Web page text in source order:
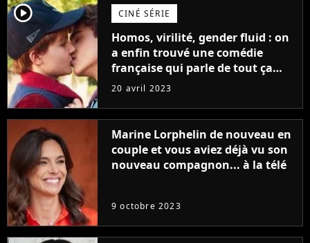
player2 CINÉ SÉRIE
Homos, virilité, gender fluid : on
a enfin trouvé une comédie
française qui parle de tout ça
sans être super ringarde
20 avril 2023
Marine Lorphelin de nouveau en
couple et vous aviez déjà vu son
nouveau compagnon... à la télé
9 octobre 2023